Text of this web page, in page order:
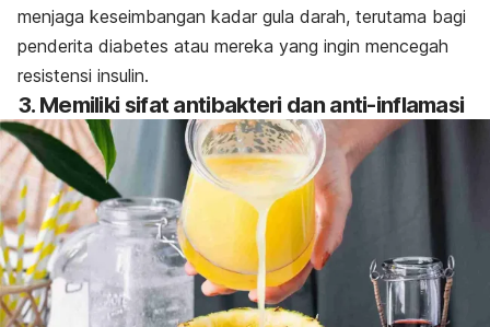
menjaga keseimbangan kadar gula darah, terutama bagi
penderita diabetes atau mereka yang ingin mencegah
resistensi insulin.
3. Memiliki sifat antibakteri dan anti-inflamasi